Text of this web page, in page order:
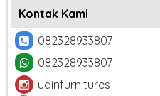
Kontak Kami
082328933807
082328933807
udinfurnitures